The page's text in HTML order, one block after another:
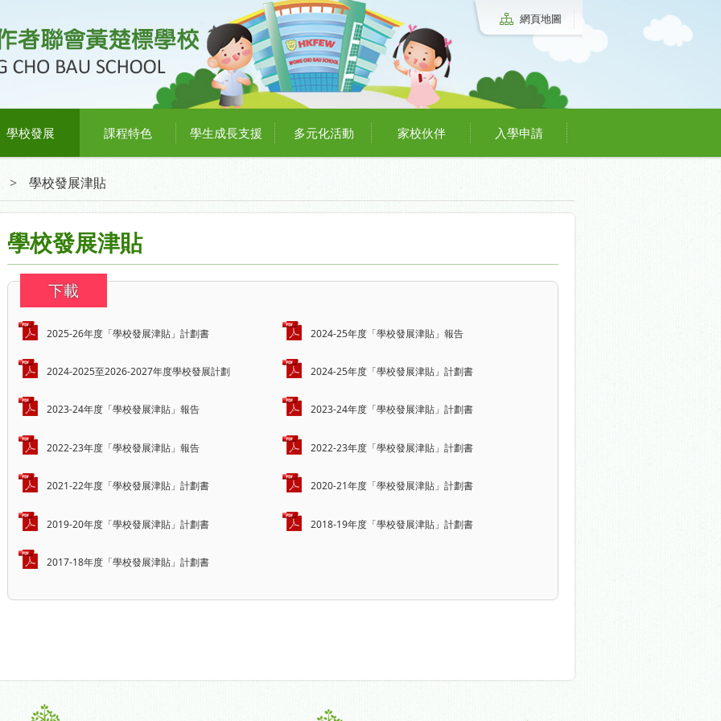
網頁地圖
學校發展 課程特色 學生成長支援 多元化活動 家校伙伴 入學申請
> 學校發展津貼
學校發展津貼
下載
2025-26年度「學校發展津貼」計劃書 2024-25年度「學校發展津貼」報告
2024-2025至2026-2027年度學校發展計劃 2024-25年度「學校發展津貼」計劃書
2023-24年度「學校發展津貼」報告 2023-24年度「學校發展津貼」計劃書
2022-23年度「學校發展津貼」報告 2022-23年度「學校發展津貼」計劃書
2021-22年度「學校發展津貼」計劃書 2020-21年度「學校發展津貼」計劃書
2019-20年度「學校發展津貼」計劃書 2018-19年度「學校發展津貼」計劃書
2017-18年度「學校發展津貼」計劃書